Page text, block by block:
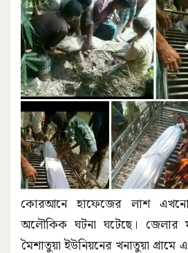
কোরআনে হাফেজের লাশ
অলৌকিক ঘটনা ঘটেছে। জেলার
মৈশাতুয়া ইউনিয়নের খনাতুয়া